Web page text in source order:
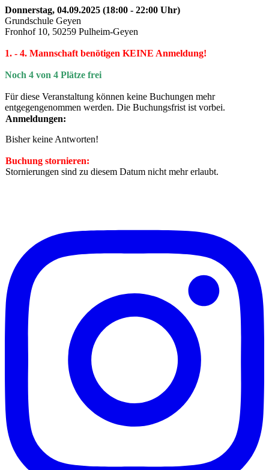
Donnerstag, 04.09.2025 (18:00 - 22:00 Uhr)
Grundschule Geyen
Fronhof 10, 50259 Pulheim-Geyen
1. - 4. Mannschaft benötigen KEINE Anmeldung!
Noch 4 von 4 Plätze frei
Für diese Veranstaltung können keine Buchungen mehr
entgegengenommen werden. Die Buchungsfrist ist vorbei.
Anmeldungen:
Bisher keine Antworten!
Buchung stornieren:
Stornierungen sind zu diesem Datum nicht mehr erlaubt.